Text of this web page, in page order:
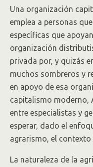
Una organización
emplea a personas
específicas que
organización
privada por, y quizás
muchos sombreros y
en apoyo de esa
capitalismo moderno,
entre especialistas y
esperar, dado el
agrarismo, el
La naturaleza de la